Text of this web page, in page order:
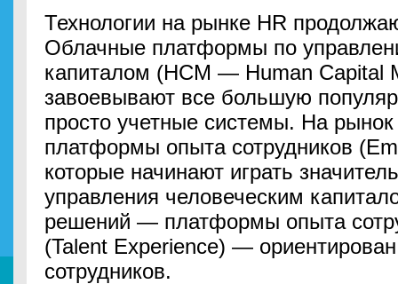
Технологии на рынке HR
Облачные платформы по
капиталом (HCM — Human Capital
завоевывают все большую
просто учетные системы. На
платформы опыта сотрудников
которые начинают играть
управления человеческим
решений — платформы опыта
(Talent Experience) —
сотрудников.